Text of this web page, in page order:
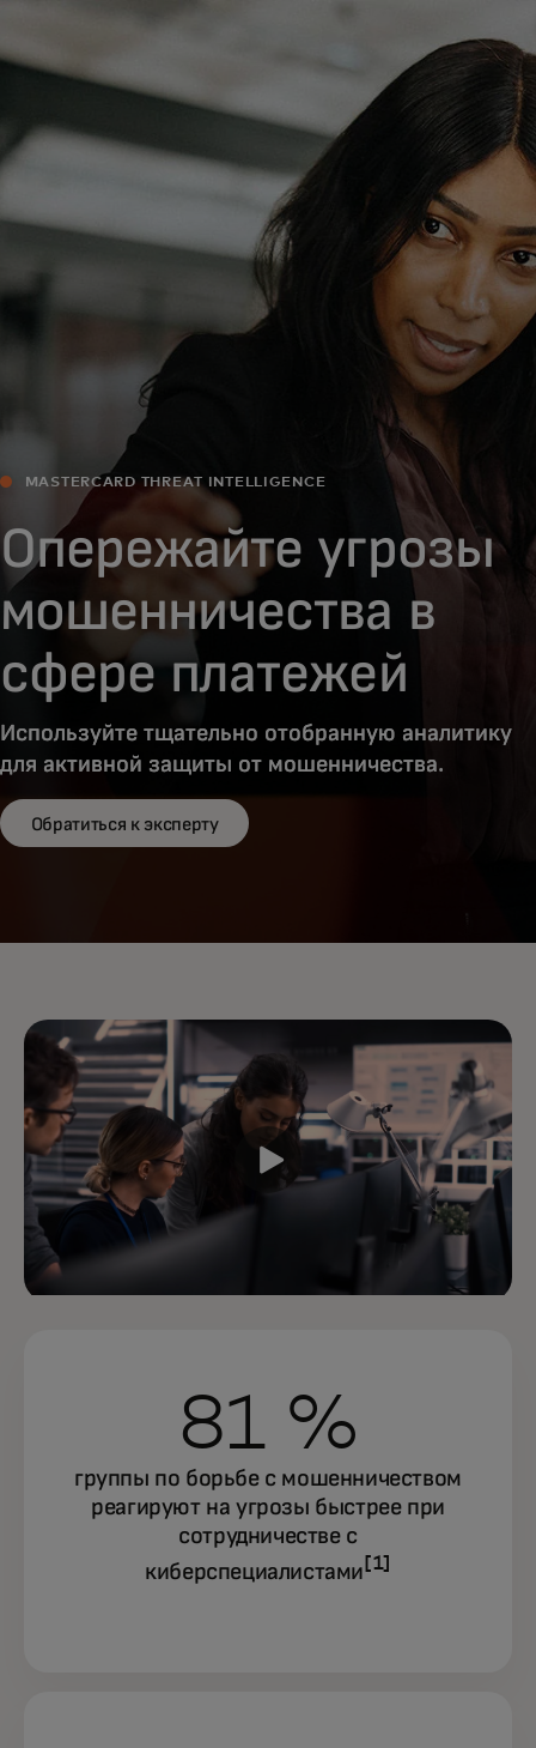
Для бизнеса
Новости и тренды
MASTERCARD THREAT INTELLIGENCE
Опережайте угрозы
мошенничества в
сфере платежей
Используйте тщательно отобранную аналитику
для активной защиты от мошенничества.
Обратиться к эксперту
81 %
группы по борьбе с мошенничеством
реагируют на угрозы быстрее при
сотрудничестве с
киберспециалистами [1]